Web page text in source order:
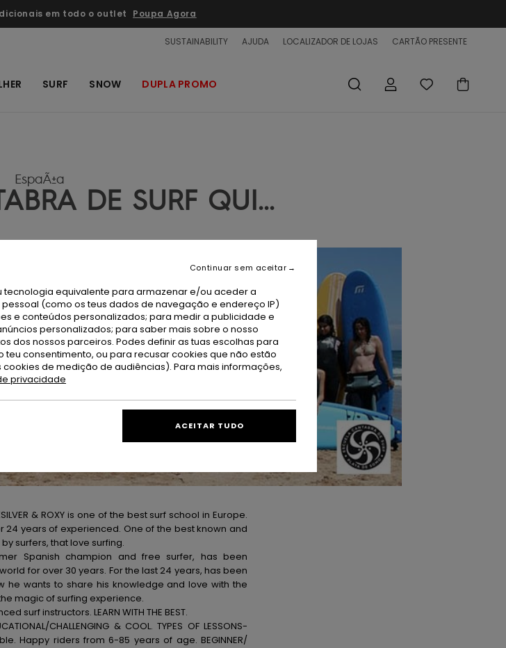
em todo o outlet Poupa Agora
SUSTAINABILITY AJUDA LOCALIZADOR DE LOJAS CARTÃO PRESENTE
SURF SNOW DUPLA PROMO
EspaÃ±a
DE SURF QUI...
& ROXY is one of the best surf school in Europe.
24 years of experienced. One of the best known and
surfers, that love surfing.
Spanish champion and free surfer, has been
for over 30 years. For the last 24 years, has been
he wants to share his knowledge and love with the
magic of surfing experience.
surf instructors. LEARN WITH THE BEST.
CHALLENGING & COOL. TYPES OF LESSONS-
Happy riders from 6-85 years of age. BEGINNER/
tecnologia equivalente para armazenar e/ou aceder a
(como os teus dados de navegação e endereço IP)
e conteúdos personalizados; para medir a publicidade e
personalizados; para saber mais sobre o nosso
dos nossos parceiros. Podes definir as tuas escolhas para
consentimento, ou para recusar cookies que não estão
de medição de audiências). Para mais informações,
privacidade
Continuar sem aceitar
ACEITAR TUDO